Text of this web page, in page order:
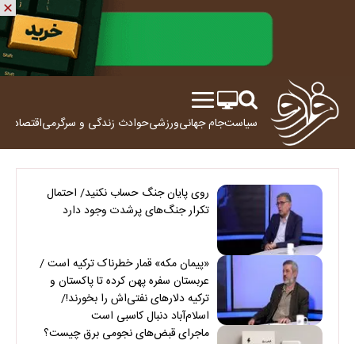
سیاستجام جهانیورزشیحوادث زندگی و سرگرمیاقتصاد
روی پایان جنگ حساب نکنید/ احتمال
تکرار جنگ‌های پرشدت وجود دارد
«پیمان مکه» قمار خطرناک ترکیه است /
عربستان سفره پهن کرده تا پاکستان و
ترکیه دلارهای نفتی‌اش را بخورند!/
اسلام‌آباد دنبال کاسبی است
ماجرای قبض‌های نجومی برق چیست؟